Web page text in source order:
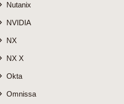
Nutanix
NVIDIA
NX
NX X
Okta
Omnissa